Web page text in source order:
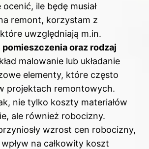
ocenić, ile będę musiał
remont, korzystam z
uwzględniają m.in.
oraz rodzaj
malowanie lub układanie
elementy, które często
projektach remontowych.
nie tylko koszty materiałów
ale również robocizny.
wzrost cen robocizny,
na całkowity koszt